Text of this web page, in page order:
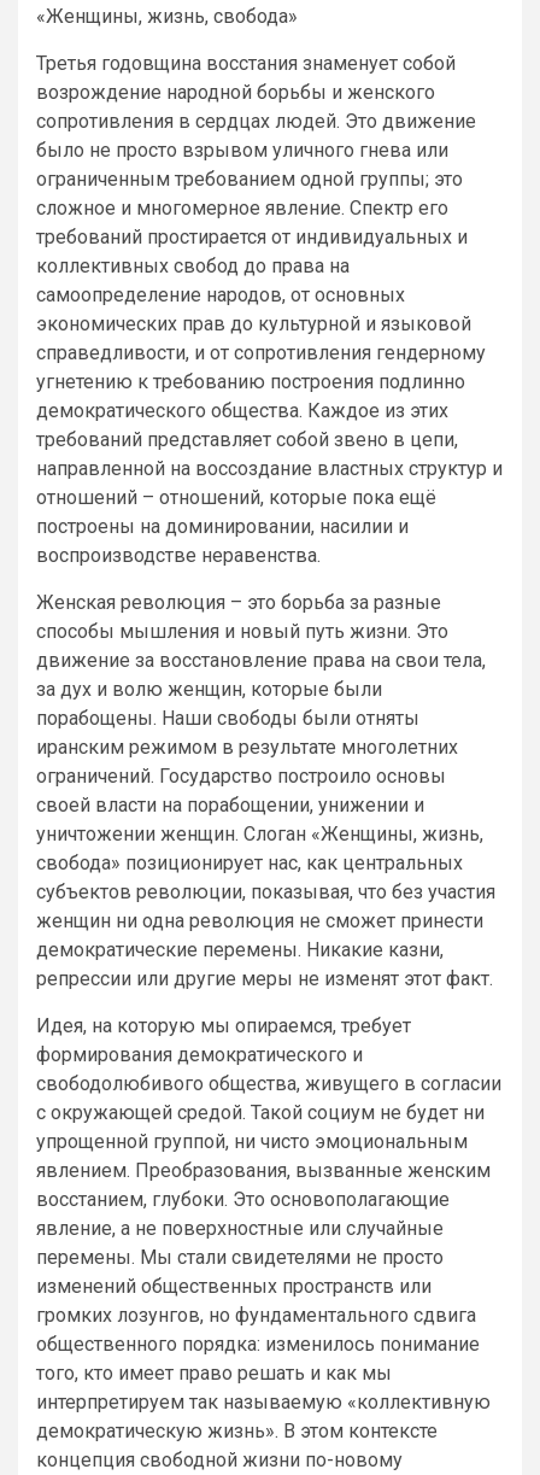
«Женщины, жизнь, свобода»
Третья годовщина восстания знаменует собой
возрождение народной борьбы и женского
сопротивления в сердцах людей. Это движение
было не просто взрывом уличного гнева или
ограниченным требованием одной группы; это
сложное и многомерное явление. Спектр его
требований простирается от индивидуальных и
коллективных свобод до права на
самоопределение народов, от основных
экономических прав до культурной и языковой
справедливости, и от сопротивления гендерному
угнетению к требованию построения подлинно
демократического общества. Каждое из этих
требований представляет собой звено в цепи,
направленной на воссоздание властных структур и
отношений – отношений, которые пока ещё
построены на доминировании, насилии и
воспроизводстве неравенства.
Женская революция – это борьба за разные
способы мышления и новый путь жизни. Это
движение за восстановление права на свои тела,
за дух и волю женщин, которые были
порабощены. Наши свободы были отняты
иранским режимом в результате многолетних
ограничений. Государство построило основы
своей власти на порабощении, унижении и
уничтожении женщин. Слоган «Женщины, жизнь,
свобода» позиционирует нас, как центральных
субъектов революции, показывая, что без участия
женщин ни одна революция не сможет принести
демократические перемены. Никакие казни,
репрессии или другие меры не изменят этот факт.
Идея, на которую мы опираемся, требует
формирования демократического и
свободолюбивого общества, живущего в согласии
с окружающей средой. Такой социум не будет ни
упрощенной группой, ни чисто эмоциональным
явлением. Преобразования, вызванные женским
восстанием, глубоки. Это основополагающие
явление, а не поверхностные или случайные
перемены. Мы стали свидетелями не просто
изменений общественных пространств или
громких лозунгов, но фундаментального сдвига
общественного порядка: изменилось понимание
того, кто имеет право решать и как мы
интерпретируем так называемую «коллективную
демократическую жизнь». В этом контексте
концепция свободной жизни по-новому